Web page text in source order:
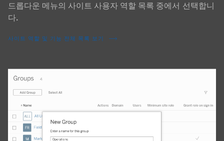
드롭다운 메뉴의 사이트 사용자 역할 목록 중에서 선택합니
다.
사이트 역할 및 기능 전체 목록 보기